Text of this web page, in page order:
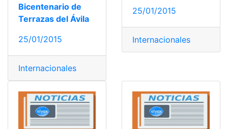
Bicentenario de
Terrazas del Ávila
25/01/2015
Internacionales
25/01/2015
Internacionales